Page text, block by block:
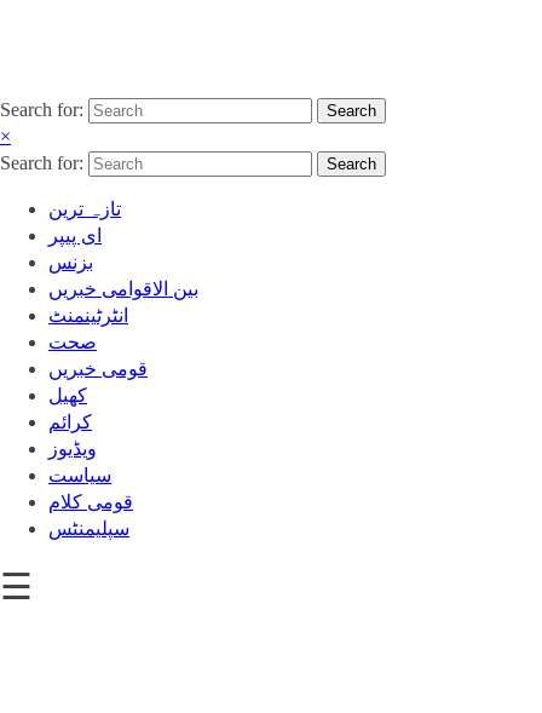
Search for: Search
×
Search for:
Search
تازہ ترین
ای پیپر
بزنس
بین الاقوامی خبریں
انٹرٹینمنٹ
صحت
قومی خبریں
کھیل
‎کرائم
ویڈیوز
سیاست
قومی کلام
سپلیمنٹس
☰